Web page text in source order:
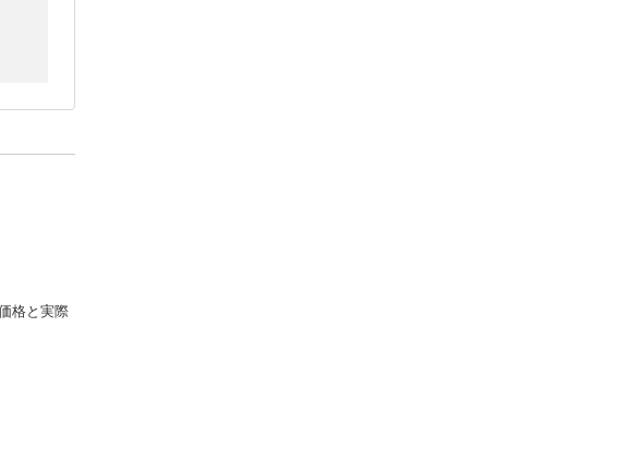
格と実際